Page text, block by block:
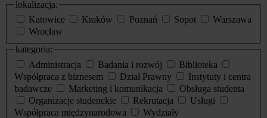
lokalizacja:
Katowice
Kraków Poznań Sopot
Warszawa
Wrocław
kategoria:
Administracja
Badania i rozwój
Biblioteka
Współpraca z biznesem
Dział Prawny
Instytuty i centra
badawcze
Marketing i komunikacja
Obsługa studenta
Organizacje studenckie
Rekrutacja
Usługi
Współpraca międzynarodowa
Wydziały